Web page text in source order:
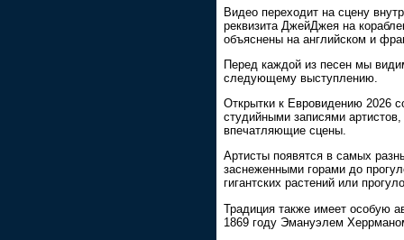
Видео переходит на сцену
реквизита ДжейДжея на
объяснены на английском и
Перед каждой из песен мы
следующему выступлению.
Открытки к Евровидению 2026
студийными записями
впечатляющие сцены.
Артисты появятся в самых
заснеженными горами до
гигантских растений или
Традиция также имеет особую
1869 году Эмануэлем